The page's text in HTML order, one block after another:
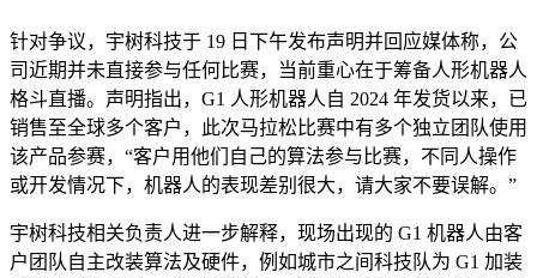
针对争议，宇树科技于 19 日下午发布声明并回应媒体称，公
司近期并未直接参与任何比赛，当前重心在于筹备人形机器人
格斗直播。声明指出，G1 人形机器人自 2024 年发货以来，已
销售至全球多个客户，此次马拉松比赛中有多个独立团队使用
该产品参赛，“客户用他们自己的算法参与比赛，不同人操作
或开发情况下，机器人的表现差别很大，请大家不要误解。”
宇树科技相关负责人进一步解释，现场出现的 G1 机器人由客
户团队自主改装算法及硬件，例如城市之间科技队为 G1 加装